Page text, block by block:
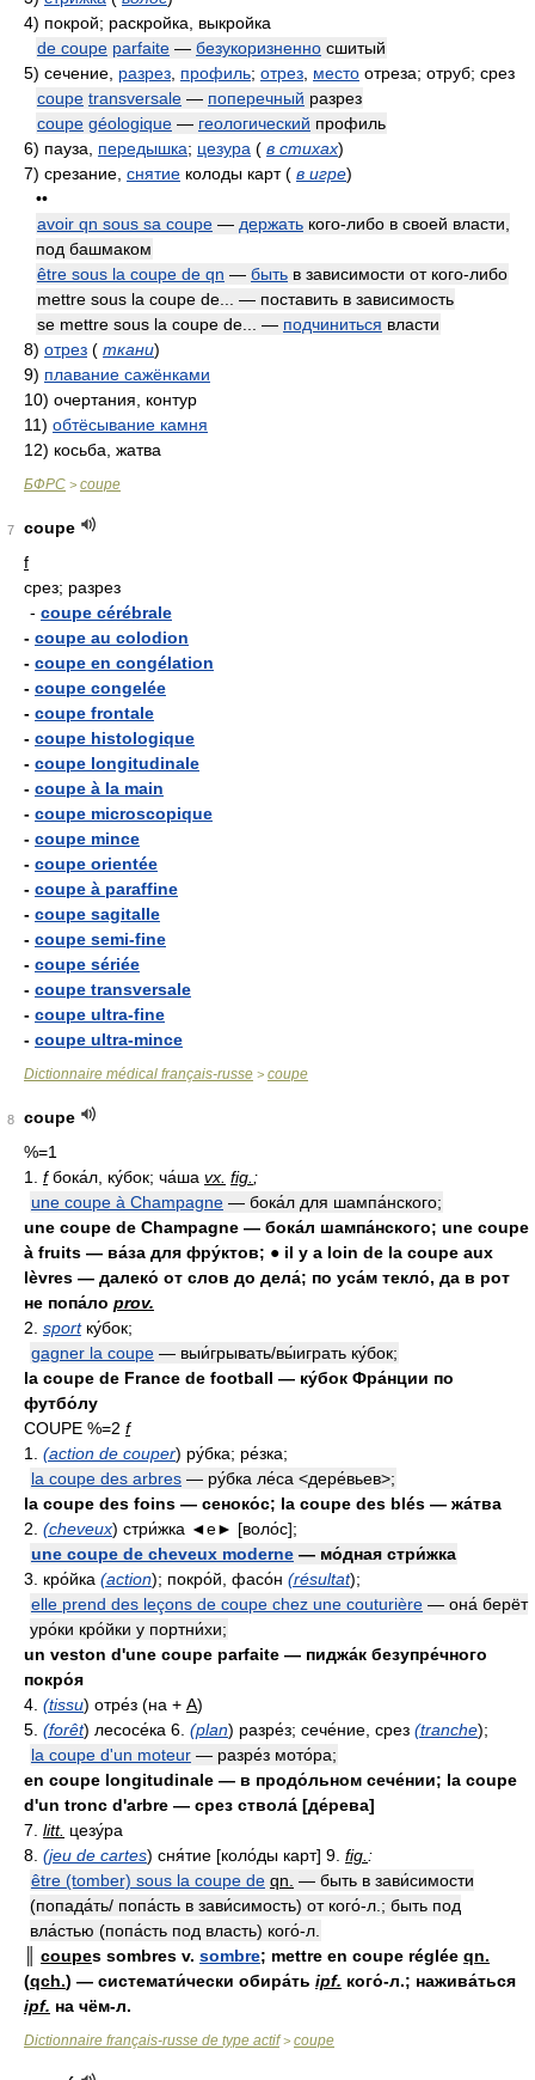
4) покрой; раскройка, выкройка
de coupe parfaite — безукоризненно сшитый
5) сечение, разрез профиль; отрез место отреза; отруб; срез
coupe transversale — поперечный разрез
coupe géologique — геологический профиль
6) пауза, передышка; цезура ( в стихах)
7) срезание, снятие колоды карт( в игре)
••
avoir qn sous sa coupe — держать кого-либо в своей власти,
под башмаком
être sous la coupe de qn — быть в зависимости от кого-либо
mettre sous la coupe de... — поставить в зависимость
se mettre sous la coupe de... — подчиниться власти
8) отрез ( ткани)
9) плавание сажёнками
10) очертания, контур
11) обтёсывание камня
12) косьба, жатва
БФРС > coupe
7
coupe
f
срез; разрез
- coupe cérébrale
- coupe au colodion
- coupe en congélation
- coupe congelée
- coupe frontale
- coupe histologique
- coupe longitudinale
- coupe à la main
- coupe microscopique
- coupe mince
- coupe orientée
- coupe à paraffine
- coupe sagitalle
- coupe semi-fine
- coupe sériée
- coupe transversale
- coupe ultra-fine
- coupe ultra-mince
Dictionnaire médical français-russe > coupe
8
coupe
%=1
1. fбока́л, ку́бок; ча́ша vx. fig. ;
une coupe à Champagne — бока́л для шампа́нского;
une coupe de Champagne — бока́л шампа́нского; une coupe
à fruits — ва́за для фру́ктов; ● il y a loin de la coupe aux
lèvres — далеко́ от слов до дела́; по уса́м текло́, да в рот
не попа́ло prov.
2. sportку́бок;
gagner la coupe — выи́грывать/вы́играть ку́бок;
la coupe de France de football — ку́бок Фра́нции по
футбо́лу
COUPE %=2 f
1. (action de couper) ру́бка; ре́зка;
la coupe des arbres — ру́бка ле́са <дере́вьев>;
la coupe des foins — сеноко́с; la coupe des blés — жа́тва
2. (cheveux) стри́жка ◄е► [воло́с];
une coupe de cheveux moderne — мо́дная стри́жка
3. кро́йка (action); покро́й, фасо́н (résultat);
elle prend des leçons de coupe chez une couturière — она́ берёт
уро́ки кро́йки у портни́хи;
un veston d'une coupe parfaite — пиджа́к безупре́чного
покро́я
4. (tissu) отре́з (на + A)
5. (forêt) лесосе́ка 6. (plan) разре́з; сече́ние, срез (tranche);
la coupe d'un moteur — разре́з мото́ра;
en coupe longitudinale — в продо́льном сече́нии; la coupe
d'un tronc d'arbre — срез ствола́ [де́рева]
7. litt. цезу́ра
8. (jeu de cartes) сня́тие [коло́ды карт] 9. fig. :
être (tomber) sous la coupe de qn. — быть в зави́симости
(попада́ть/ попа́сть в зави́симость) от кого́-л.; быть под
вла́стью (попа́сть под власть) кого́-л.
coupes sombres v. sombre; mettre en coupe réglée qn.
(qch.) — системати́чески обира́ть ipf. кого́-л.; нажива́ться
ipf. на чём-л.
Dictionnaire français-russe de type actif> coupe